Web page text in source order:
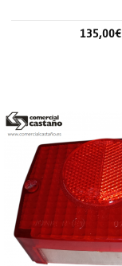
135,00€